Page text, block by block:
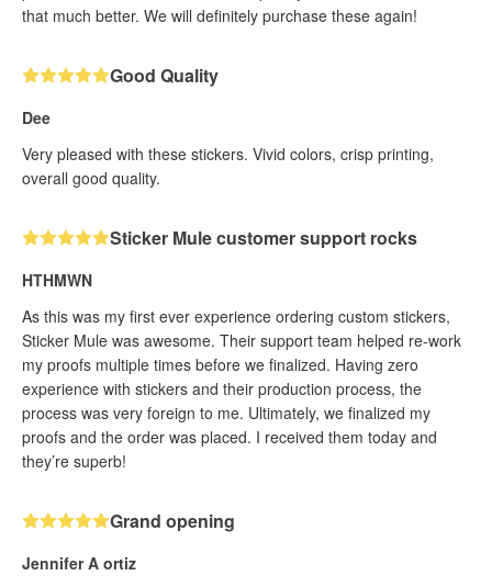
that much better. We will definitely purchase these again!
Good Quality
Dee
Very pleased with these stickers. Vivid colors, crisp printing,
overall good quality.
Sticker Mule customer support rocks
HTHMWN
As this was my first ever experience ordering custom stickers,
Sticker Mule was awesome. Their support team helped re-work
my proofs multiple times before we finalized. Having zero
experience with stickers and their production process, the
process was very foreign to me. Ultimately, we finalized my
proofs and the order was placed. I received them today and
they’re superb!
Grand opening
Jennifer A ortiz